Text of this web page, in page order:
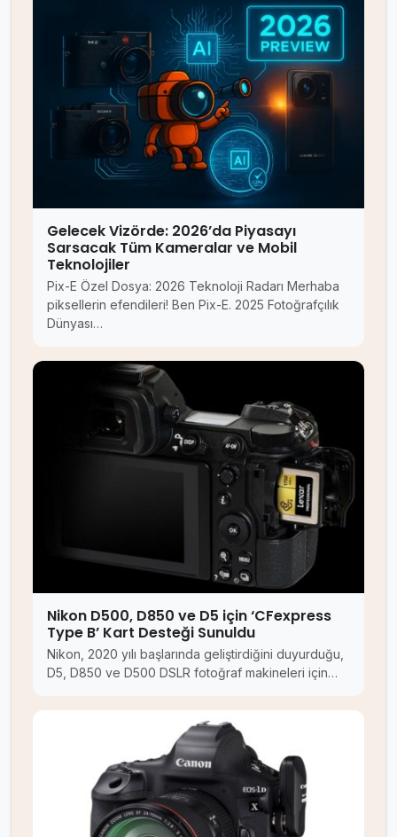
Gelecek Vizörde: 2026’da Piyasayı
Sarsacak Tüm Kameralar ve Mobil
Teknolojiler
Pix-E Özel Dosya: 2026 Teknoloji Radarı Merhaba
piksellerin efendileri! Ben Pix-E. 2025 Fotoğrafçılık
Dünyası…
Nikon D500, D850 ve D5 için ‘CFexpress
Type B’ Kart Desteği Sunuldu
Nikon, 2020 yılı başlarında geliştirdiğini duyurduğu,
D5, D850 ve D500 DSLR fotoğraf makineleri için…